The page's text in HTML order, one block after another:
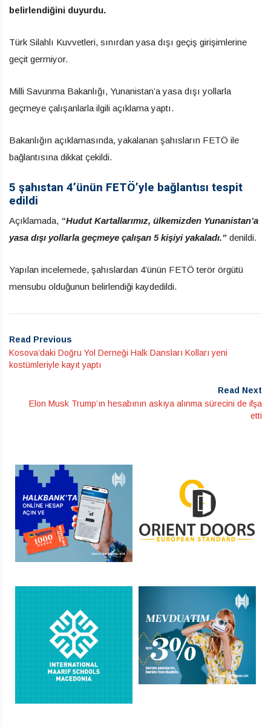
belirlendiğini duyurdu.
Türk Silahlı Kuvvetleri, sınırdan yasa dışı geçiş girişimlerine
geçit germiyor.
Milli Savunma Bakanlığı, Yunanistan’a yasa dışı yollarla
geçmeye çalışanlarla ilgili açıklama yaptı.
Bakanlığın açıklamasında, yakalanan şahısların FETÖ ile
bağlantısına dikkat çekildi.
5 şahıstan 4’ünün FETÖ’yle bağlantısı tespit
edildi
Açıklamada, “Hudut Kartallarımız, ülkemizden Yunanistan’a
yasa dışı yollarla geçmeye çalışan 5 kişiyi yakaladı.” denildi.
Yapılan incelemede, şahıslardan 4’ünün FETÖ terör örgütü
mensubu olduğunun belirlendiği kaydedildi.
Read Previous
Kosova’daki Doğru Yol Derneği Halk Dansları Kolları yeni
kostümleriyle kayıt yaptı
Read Next
Elon Musk Trump’ın hesabının askıya alınma sürecini de ifşa
etti